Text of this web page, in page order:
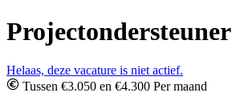
Projectondersteuner
Helaas, deze vacature is niet actief.
Tussen €3.050 en €4.300 Per maand